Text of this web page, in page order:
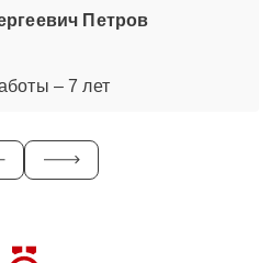
Петров
– 7 лет